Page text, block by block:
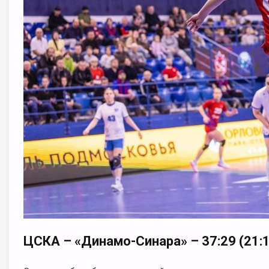
ЦСКА – «Динамо-Синара» – 37:29